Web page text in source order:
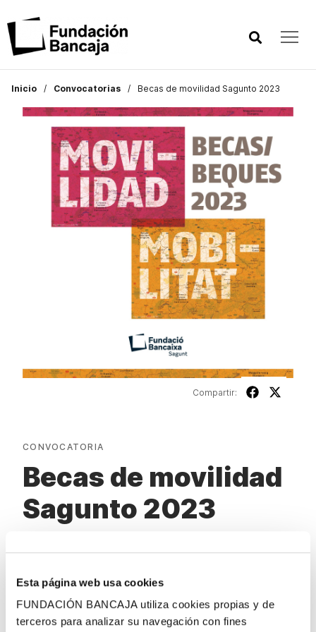
Esta página web usa cookies
FUNDACIÓN BANCAJA utiliza cookies propias y de
terceros para analizar su navegación con fines
Inicio Convocatorias Becas de movilidad Sagunto 2023
Compartir:
CONVOCATORIA
Becas de movilidad
Sagunto 2023